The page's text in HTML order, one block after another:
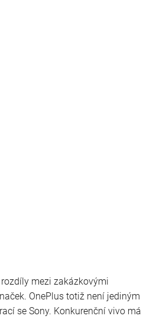
mezi zakázkovými
OnePlus totiž není jediným
se Sony. Konkurenční vivo má